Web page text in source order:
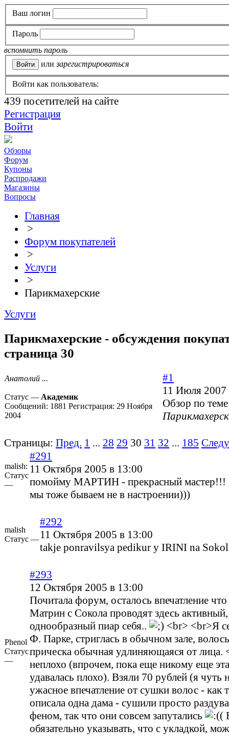
Ваш логин
Пароль
вспомнить пароль
или зарегистрироваться
Войти как пользователь:
439 посетителей на сайте
Регистрация
Войти
Обзоры
Форум
Купоны
Распродажи
Магазины
Вопросы
Главная
>
Форум покупателей
>
Услуги
>
Парикмахерские
Услуги
Парикмахерские - обсуждения
страница 30
Анатолий ...
Статус — Академик
Сообщений: 1881 Регистрация: 29 Ноября
2004
#1
11 Июля 2007
Обзор по
Страницы: Пред. 1 ... 28 29 30 31 32 ... 185
malish:
Статус
—
#291
11 Октября 2005 в 13:00
помойму МАРТИН - прекрасный мастер!!!
мы тоже бываем не в настроении)))
malish
Статус —
#292
11 Октября 2005 в 13:00
takje ponravilsya pedikur y IRINI na
Phenol
Статус
—
#293
12 Октября 2005 в 13:00
Почитала форум, осталось впечатление
Матрин с Сокола проводят здесь
однообразный пиар себя..
<br> <br>Я
Ф. Парке, стриглась в обычном зале,
прическа обычная удлиняющаяся от лица.
неплохо (впрочем, пока еще никому еще
удавалась плохо). Взяли 70 рублей (я чуть
ужасное впечатление от сушки волос - как
описала одна дама - сушили просто
феном, так что они совсем запутались
(
обязательно указывать, что с укладкой,